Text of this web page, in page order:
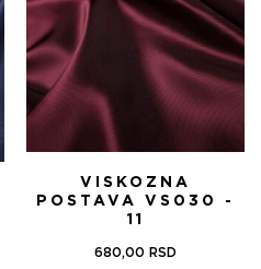
VISKOZNA
POSTAVA VS030 -
11
680,00 RSD